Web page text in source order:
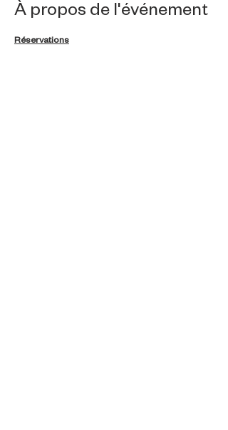
À propos de l'événement
Réservations